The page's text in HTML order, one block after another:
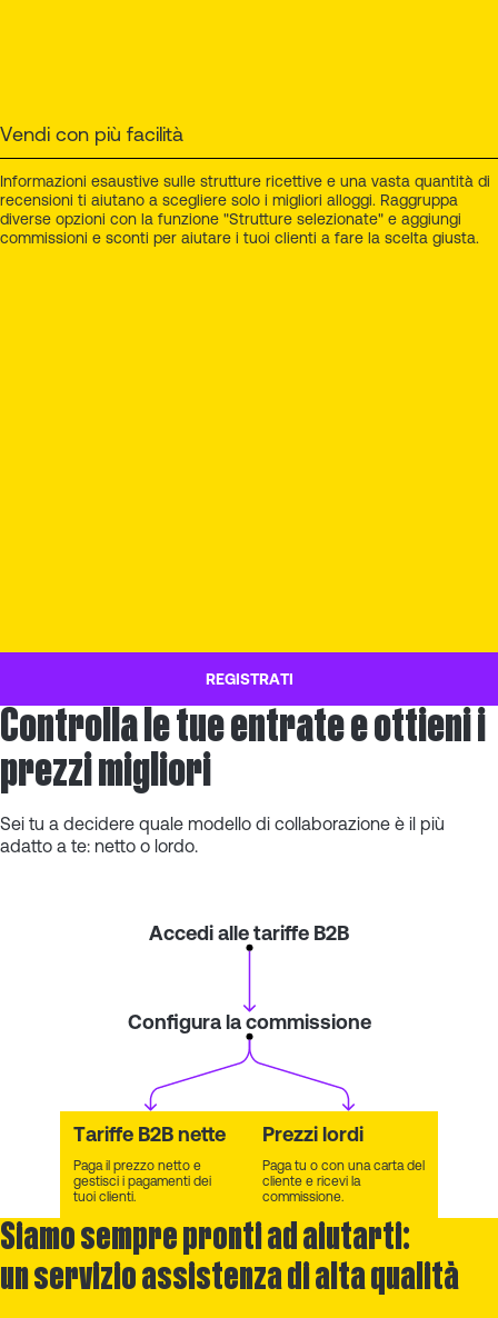
Vendi con più facilità
Informazioni esaustive sulle strutture ricettive e una vasta quantità di
recensioni ti aiutano a scegliere solo i migliori alloggi. Raggruppa
diverse opzioni con la funzione "Strutture selezionate" e aggiungi
commissioni e sconti per aiutare i tuoi clienti a fare la scelta giusta.
REGISTRATI
Controlla le tue entrate e ottieni i
prezzi migliori
Sei tu a decidere quale modello di collaborazione è il più
adatto a te: netto o lordo.
Accedi alle tariffe B2B
Configura la commissione
Tariffe B2B nette
Paga il prezzo netto e
gestisci i pagamenti dei
tuoi clienti.
Prezzi lordi
Paga tu o con una carta del
cliente e ricevi la
commissione.
Siamo sempre pronti ad aiutarti:
un servizio assistenza di alta qualità